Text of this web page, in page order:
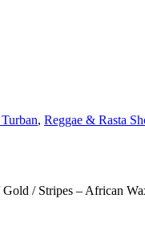
, Reggae & Rasta
/ Stripes – African